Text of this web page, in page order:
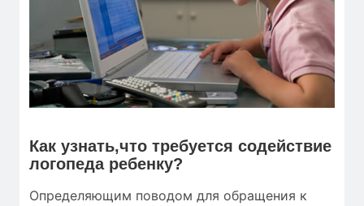
Как узнать,что требуется содействие
логопеда ребенку?
Определяющим поводом для обращения к